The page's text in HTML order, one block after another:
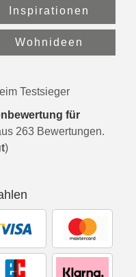
Inspirationen
Wohnideen
Testsieger
für
263 Bewertungen.
)